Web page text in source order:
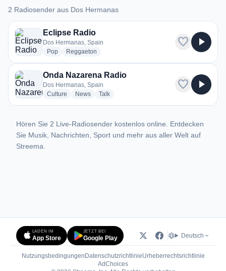
2 Radiosender aus Dos Hermanas
2 Radiosender aus Dos Hermanas
Eclipse Radio
Dos Hermanas, Spain
Popradio stations
Reggaeton
favorite play_arrow
Onda Nazarena Radio
Dos Hermanas, Spain
Culture radio stations
Newsradio stations
Talkradio stations
favorite play_arrow
Hören Sie 2 Live-Radiosender kostenlos online. Entdecken
Sie Musik, Nachrichten, Sport und mehr aus aller Welt auf
Streema.
LADEN IM
App Store
JETZT BEI
Google Play Deutsch
Nutzungsbedingungen DatenschutzrichtlinieUrheberrechtsrichtlinie
AdChoices(öffnet in neuem Tab)